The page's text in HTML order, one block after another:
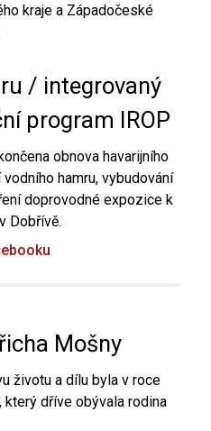
kraje a Západočeské
/ integrovaný
program IROP
obnova havarijního
hamru, vybudování
doprovodné expozice k
Dobřívě.
Mošny
životu a dílu byla v roce
který dříve obývala rodina